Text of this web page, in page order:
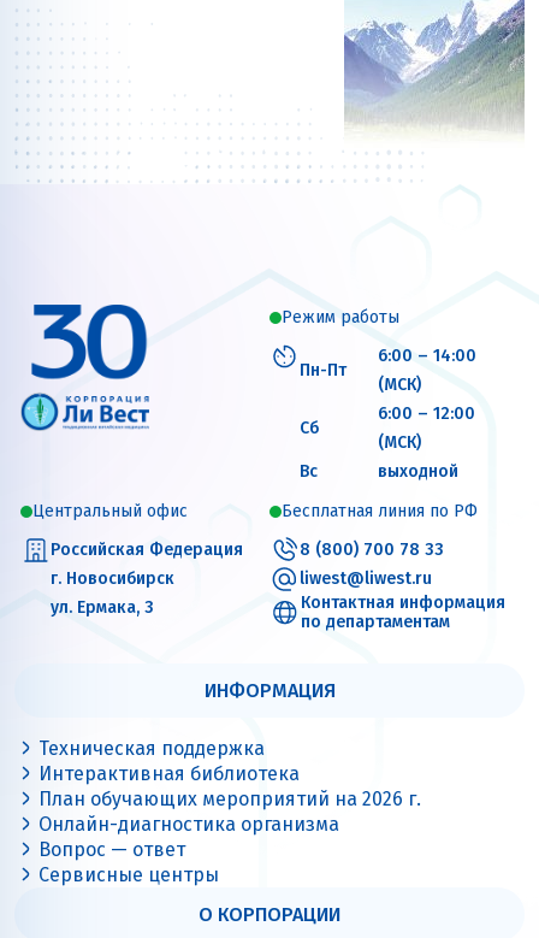
Режим работы
Пн-Пт
6:00 – 14:00
(МСК)
Сб
6:00 – 12:00
(МСК)
Вс
выходной
Центральный офис
Российская Федерация
г. Новосибирск
ул. Ермака, 3
Бесплатная линия по РФ
8 (800) 700 78 33
liwest@liwest.ru
Контактная информация
по департаментам
ИНФОРМАЦИЯ
Техническая поддержка
Интерактивная библиотека
План обучающих мероприятий на 2026 г.
Онлайн-диагностика организма
Вопрос — ответ
Сервисные центры
О КОРПОРАЦИИ